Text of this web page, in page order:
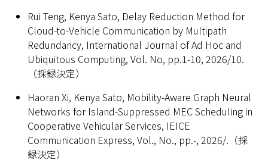
Rui Teng, Kenya Sato, Delay Reduction Method for
Cloud-to-Vehicle Communication by Multipath
Redundancy, International Journal of Ad Hoc and
Ubiquitous Computing, Vol. No, pp.1-10, 2026/10.
（採録決定）
Haoran Xi, Kenya Sato, Mobility-Aware Graph Neural
Networks for Island-Suppressed MEC Scheduling in
Cooperative Vehicular Services, IEICE
Communication Express, Vol., No., pp.-, 2026/.（採
録決定）